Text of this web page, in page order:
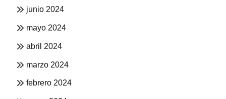
junio 2024
mayo 2024
abril 2024
marzo 2024
febrero 2024